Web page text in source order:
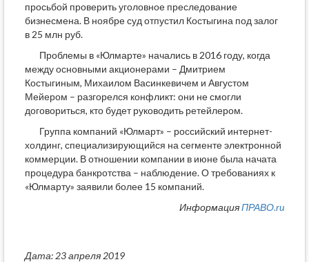
просьбой проверить уголовное преследование
бизнесмена. В ноябре суд отпустил Костыгина под залог
в 25 млн руб.
Проблемы в «Юлмарте» начались в 2016 году, когда
между основными акционерами – Дмитрием
Костыгиным, Михаилом Васинкевичем и Августом
Мейером – разгорелся конфликт: они не смогли
договориться, кто будет руководить ретейлером.
Группа компаний «Юлмарт» – российский интернет-
холдинг, специализирующийся на сегменте электронной
коммерции. В отношении компании в июне была начата
процедура банкротства – наблюдение. О требованиях к
«Юлмарту» заявили более 15 компаний.
ИнформацияПРАВО.ru
Дата: 23 апреля 2019